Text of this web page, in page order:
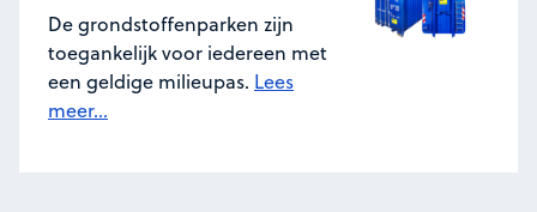
De grondstoffenparken zijn
toegankelijk voor iedereen met
een geldige milieupas. Lees
meer...